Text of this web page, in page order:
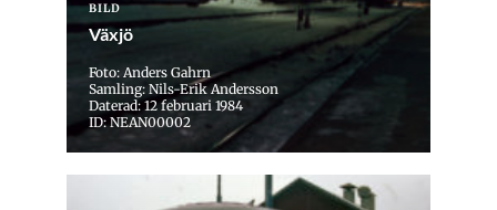
BILD
Växjö
Foto: Anders Gahrn
Samling: Nils-Erik Andersson
Daterad: 12 februari 1984
ID: NEAN00002